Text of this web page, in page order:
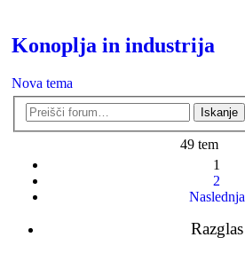
Konoplja in industrija
Nova tema
Iskanje
49 tem
1
2
Naslednja
Razglas